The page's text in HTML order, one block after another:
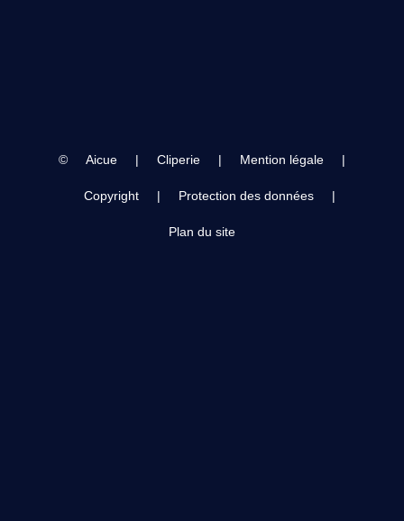
© Aicue | Cliperie | Mention légale |
Copyright | Protection des données |
Plan du site